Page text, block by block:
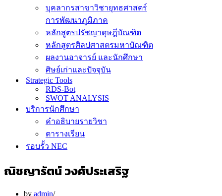
บุคลากรสาขาวิชายุทธศาสตร์
การพัฒนาภูมิภาค
หลักสูตรปรัชญาดุษฎีบัณฑิต
หลักสูตรศิลปศาสตรมหาบัณฑิต
ผลงานอาจารย์ และนักศึกษา
ศิษย์เก่าและปัจจุบัน
Strategic Tools
RDS-Bot
SWOT ANALYSIS
บริการนักศึกษา
คำอธิบายรายวิชา
ตารางเรียน
รอบรั้ว NEC
ณิชญารัตน์ วงศ์ประเสริฐ
by admin